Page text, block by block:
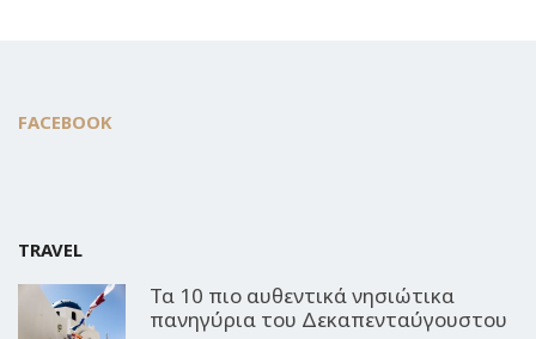
FACEBOOK
TRAVEL
Τα 10 πιο αυθεντικά νησιώτικα
πανηγύρια του Δεκαπενταύγουστου